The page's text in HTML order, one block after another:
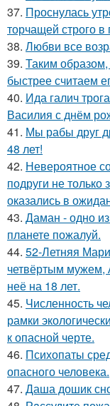
37. Проснулась
торчащей строго в
38. Любви все
39. Таким
быстрее считаем
40. Ида галич
Василия с днём
41. Мы рабы друг
48 лет!
42. Невероятное
подруги не
оказались в
43. Даман - одно
планете пожалуй.
44. 52-Летняя
четвёртым мужем,
неё на 18 лет.
45. Численность
рамки
к опасной черте.
46. Психопаты
опасного человека.
47. Даша дошик